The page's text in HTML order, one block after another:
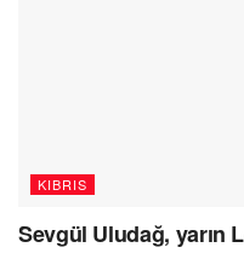
KIBRIS
Sevgül Uludağ, yarın